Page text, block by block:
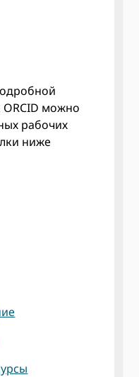
можно
рабочих
ниже